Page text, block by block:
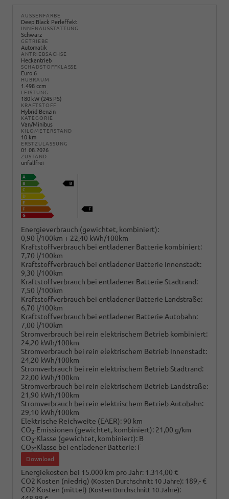
AUSSENFARBE
Deep Black Perleffekt
INNENAUSSTATTUNG
Schwarz
GETRIEBE
Automatik
ANTRIEBSACHSE
Heckantrieb
SCHADSTOFFKLASSE
Euro 6
HUBRAUM
1.498 ccm
LEISTUNG
180 kW (245 PS)
KRAFTSTOFF
Hybrid Benzin
KATEGORIE
Van/Minibus
KILOMETERSTAND
10 km
ERSTZULASSUNG
01.08.2026
ZUSTAND
unfallfrei
Energieverbrauch (gewichtet, kombiniert):
0,90 l/100km + 22,40 kWh/100km
Kraftstoffverbrauch bei entladener Batterie kombiniert:
7,70 l/100km
Kraftstoffverbrauch bei entladener Batterie Innenstadt:
9,30 l/100km
Kraftstoffverbrauch bei entladener Batterie Stadtrand:
7,50 l/100km
Kraftstoffverbrauch bei entladener Batterie Landstraße:
6,70 l/100km
Kraftstoffverbrauch bei entladener Batterie Autobahn:
7,00 l/100km
Stromverbrauch bei rein elektrischem Betrieb kombiniert:
24,20 kWh/100km
Stromverbrauch bei rein elektrischem Betrieb Innenstadt:
24,20 kWh/100km
Stromverbrauch bei rein elektrischem Betrieb Stadtrand:
22,00 kWh/100km
Stromverbrauch bei rein elektrischem Betrieb Landstraße:
21,90 kWh/100km
Stromverbrauch bei rein elektrischem Betrieb Autobahn:
29,10 kWh/100km
Elektrische Reichweite (EAER): 90 km
CO2-Emissionen (gewichtet, kombiniert): 21,00 g/km
CO2-Klasse (gewichtet, kombiniert): B
CO2-Klasse bei entladener Batterie: F
Download
Energiekosten bei 15.000 km pro Jahr: 1.314,00 €
CO2 Kosten (niedrig) (Kosten Durchschnitt 10 Jahre): 189,- €
CO2 Kosten (mittel) (Kosten Durchschnitt 10 Jahre):